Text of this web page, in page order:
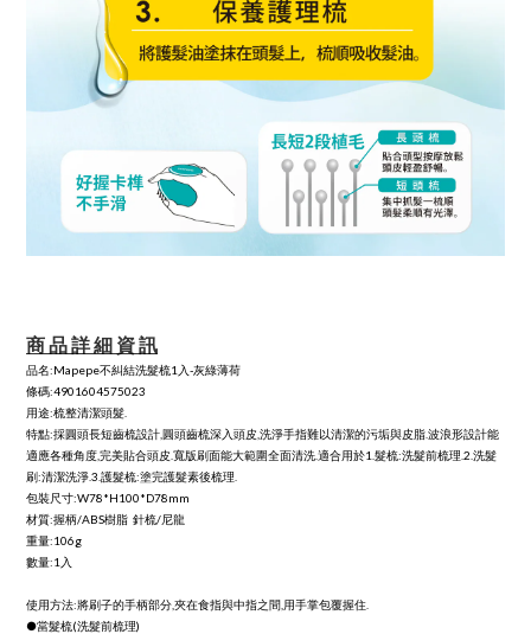
商 品 詳 細 資 訊
品名:Mapepe不糾結洗髮梳1入-灰綠薄荷
條碼:4901604575023
用途:梳整清潔頭髮.
特點:採圓頭長短齒梳設計,圓頭齒梳深入頭皮,洗淨手指難以清潔的污垢與皮脂.波浪形設計能
適應各種角度,完美貼合頭皮.寬版刷面能大範圍全面清洗.適合用於1.髮梳:洗髮前梳理.2.洗髮
刷:清潔洗淨.3.護髮梳:塗完護髮素後梳理.
包裝尺寸:W78*H100*D78mm
材質:握柄/ABS樹脂 針梳/尼龍
重量:106g
數量:1入
使用方法:將刷子的手柄部分,夾在食指與中指之間,用手掌包覆握住.
●當髮梳(洗髮前梳理)